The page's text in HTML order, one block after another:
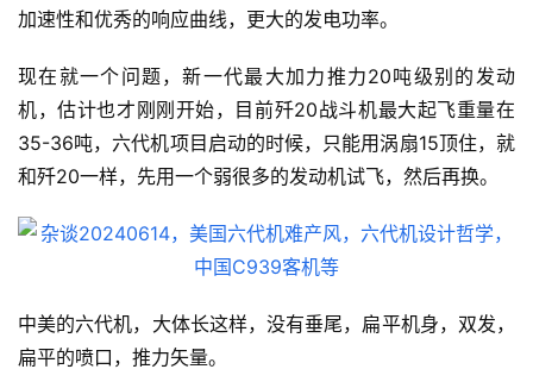
加速性和优秀的响应曲线，更大的发电功率。
现在就一个问题，新一代最大加力推力20吨级别的发动
机，估计也才刚刚开始，目前歼20战斗机最大起飞重量在
35-36吨，六代机项目启动的时候，只能用涡扇15顶住，就
和歼20一样，先用一个弱很多的发动机试飞，然后再换。
中美的六代机，大体长这样，没有垂尾，扁平机身，双发，
扁平的喷口，推力矢量。